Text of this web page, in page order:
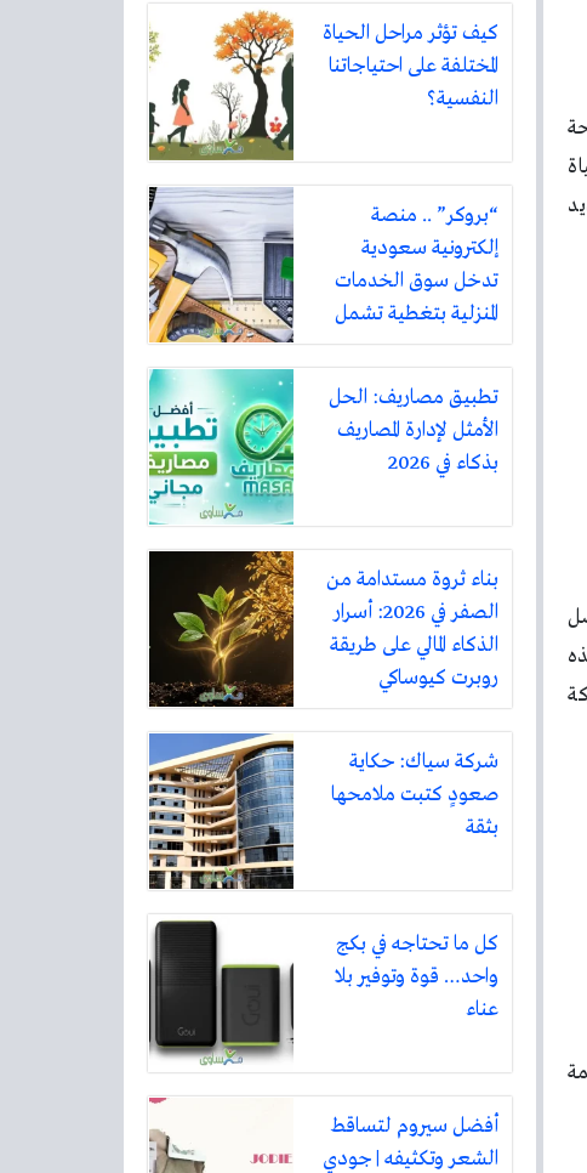
كيف تؤثر مراحل الحياة
المختلفة على احتياجاتنا
النفسية؟
“بروكر” .. منصة
إلكترونية سعودية
تدخل سوق الخدمات
المنزلية بتغطية تشمل
أكثر من ثلاثين مدينة
تطبيق مصاريف: الحل
الأمثل لإدارة المصاريف
بذكاء في 2026
بناء ثروة مستدامة من
الصفر في 2026: أسرار
الذكاء المالي على طريقة
روبرت كيوساكي
شركة سياك: حكاية
صعودٍ كتبت ملامحها
بثقة
كل ما تحتاجه في بكج
واحد… قوة وتوفير بلا
عناء
أفضل سيروم لتساقط
الشعر وتكثيفه | جودي